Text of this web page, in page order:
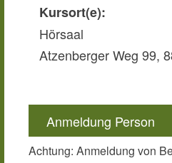
Kursort(e):
Hörsaal
Atzenberger Weg 99,
Anmeldung Person
Achtung: Anmeldung von